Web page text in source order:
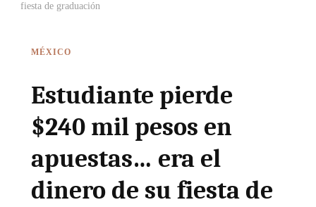
fiesta de graduación
MÉXICO
Estudiante pierde
$240 mil pesos en
apuestas… era el
dinero de su fiesta de